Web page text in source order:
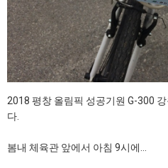
2018 평창 올림픽 성공기원 G-300
다.
봄내 체육관 앞에서 아침 9시에...